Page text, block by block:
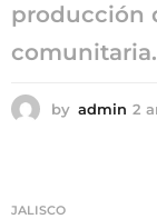
producción
comunitaria.
by admin 2
JALISCO